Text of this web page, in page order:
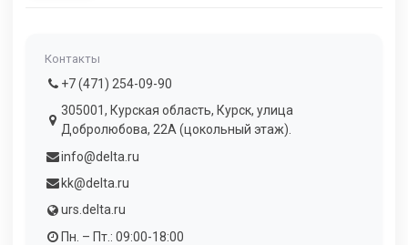
Контакты
+7 (471) 254-09-90
305001, Курская область, Курск, улица
Добролюбова, 22А (цокольный этаж).
info@delta.ru
kk@delta.ru
urs.delta.ru
Пн. – Пт.: 09:00-18:00